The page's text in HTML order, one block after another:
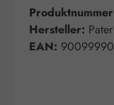
Hersteller:
EAN: